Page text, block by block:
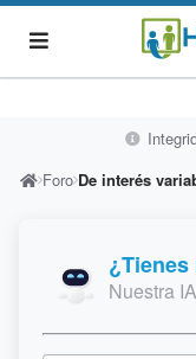
Foro De interés
Nuestra